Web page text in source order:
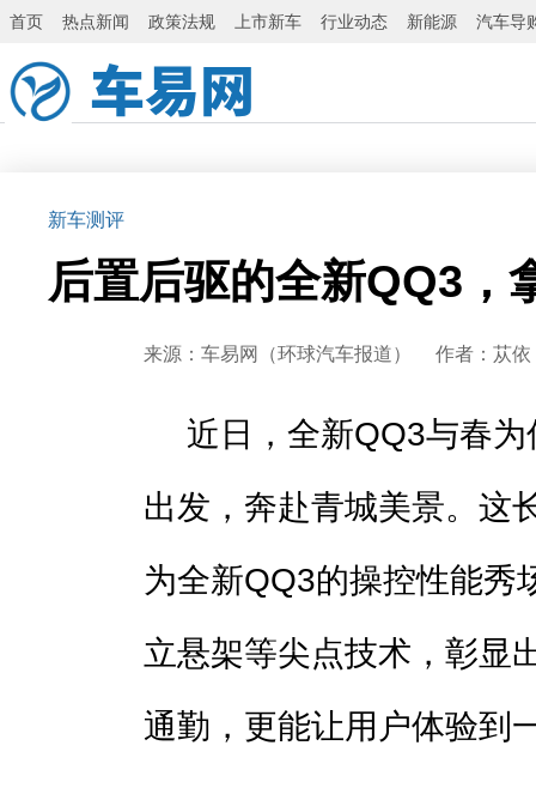
首页 热点新闻 政策法规 上市新车 行业动态 新能源 汽车导
新车测评
后置后驱的全新QQ3，
来源：车易网（环球汽车报道） 作者：苁
近日，全新QQ3与春
出发，奔赴青城美景。这
为全新QQ3的操控性能秀
立悬架等尖点技术，彰显
通勤，更能让用户体验到